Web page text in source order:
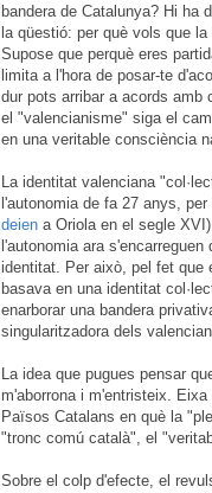
bandera de Catalunya? Hi ha
la qüestió: per què vols que
Supose que perquè eres
limita a l'hora de posar-te
dur pots arribar a acords amb
el "valencianisme" siga el
en una veritable consciència
La identitat valenciana
l'autonomia de fa 27 anys,
deien a Oriola en el segle
l'autonomia ara
identitat. Per això, pel fet que
basava en una identitat
enarborar una bandera
singularitzadora dels
La idea que pugues pensar
m'aborrona i m'entristeix.
Països Catalans en què la
"tronc comú català", el
Sobre el colp d'efecte, el